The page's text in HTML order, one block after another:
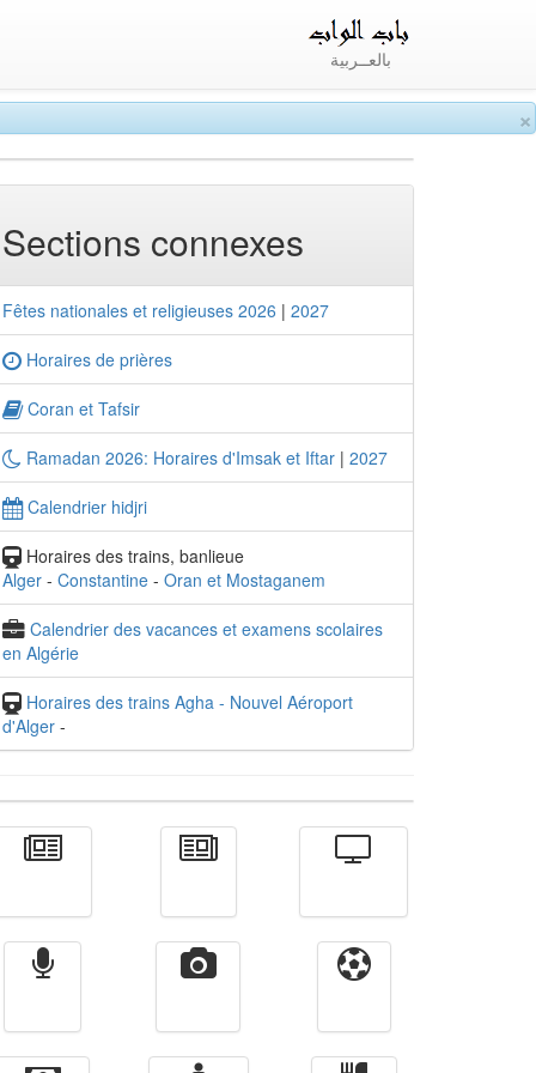
×
بالعــربية
Sections connexes
Fêtes nationales et religieuses 2026 | 2027
Horaires de prières
Coran et Tafsir
Ramadan 2026: Horaires d'Imsak et Iftar | 2027
Calendrier hidjri
Horaires des trains, banlieue
Alger - Constantine - Oran et Mostaganem
Calendrier des vacances et examens scolaires
en Algérie
Horaires des trains Agha - Nouvel Aéroport
d'Alger -